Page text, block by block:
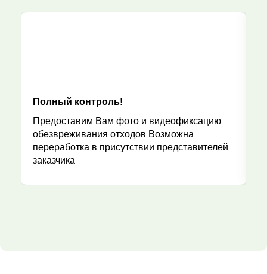
Полный контроль!
Предоставим Вам фото и видеофиксацию
обезвреживания отходов Возможна
переработка в присутствии представителей
заказчика